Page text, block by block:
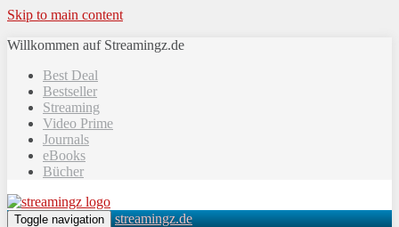
Skip to main content
Willkommen auf Streamingz.de
Best Deal
Bestseller
Streaming
Video Prime
Journals
eBooks
Bücher
Toggle navigation streamingz.de